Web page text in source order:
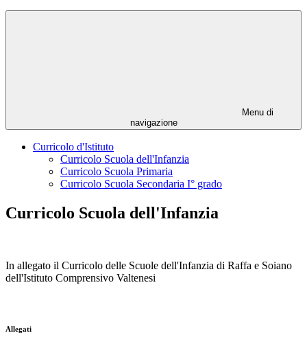
Menu di
navigazione
Curricolo d'Istituto
Curricolo Scuola dell'Infanzia
Curricolo Scuola Primaria
Curricolo Scuola Secondaria I° grado
Curricolo Scuola dell'Infanzia
In allegato il Curricolo delle Scuole dell'Infanzia di Raffa e Soiano
dell'Istituto Comprensivo Valtenesi
Allegati